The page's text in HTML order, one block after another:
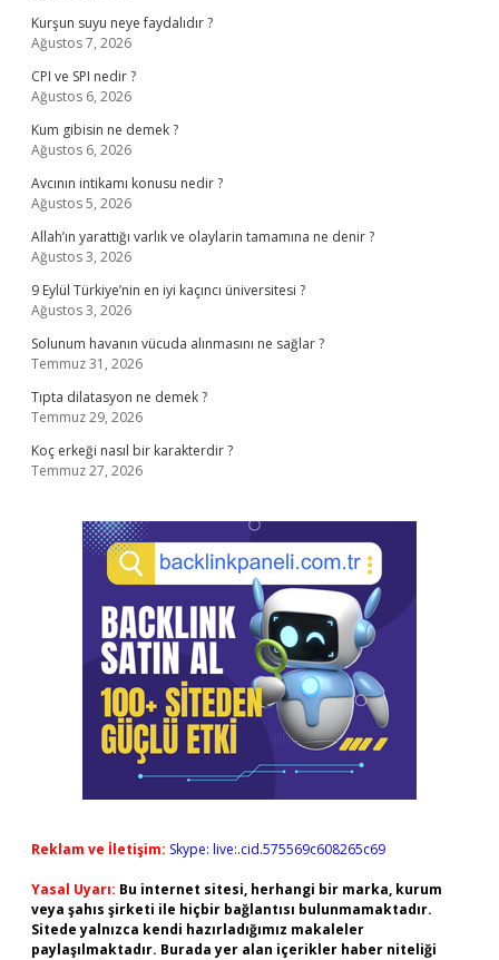
Kurşun suyu neye faydalıdır ?
Ağustos 7, 2026
CPI ve SPI nedir ?
Ağustos 6, 2026
Kum gibisin ne demek ?
Ağustos 6, 2026
Avcının intikamı konusu nedir ?
Ağustos 5, 2026
Allah’ın yarattığı varlık ve olaylarin tamamına ne denir ?
Ağustos 3, 2026
9 Eylül Türkiye’nin en iyi kaçıncı üniversitesi ?
Ağustos 3, 2026
Solunum havanın vücuda alınmasını ne sağlar ?
Temmuz 31, 2026
Tıpta dilatasyon ne demek ?
Temmuz 29, 2026
Koç erkeği nasıl bir karakterdir ?
Temmuz 27, 2026
Reklam ve İletişim: Skype: live:.cid.575569c608265c69
Yasal Uyarı: Bu internet sitesi, herhangi bir marka, kurum
veya şahıs şirketi ile hiçbir bağlantısı bulunmamaktadır.
Sitede yalnızca kendi hazırladığımız makaleler
paylaşılmaktadır. Burada yer alan içerikler haber niteliği